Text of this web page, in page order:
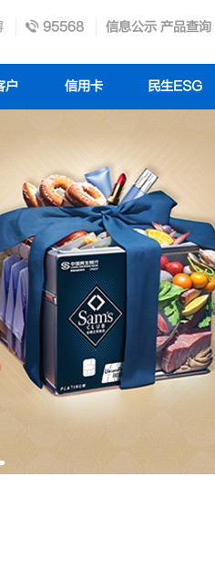
95568 信息公示 产品查询
户 信用卡 民生ESG